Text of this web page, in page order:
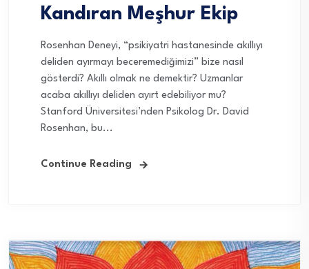
Kandıran Meşhur Ekip
Rosenhan Deneyi, “psikiyatri hastanesinde akıllıyı
deliden ayırmayı beceremediğimizi” bize nasıl
gösterdi? Akıllı olmak ne demektir? Uzmanlar
acaba akıllıyı deliden ayırt edebiliyor mu?
Stanford Üniversitesi’nden Psikolog Dr. David
Rosenhan, bu...
Continue Reading